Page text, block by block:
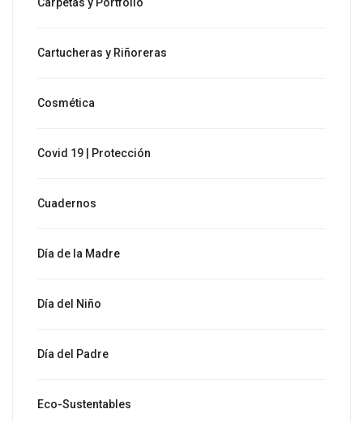
Cartucheras y Riñoreras
Cosmética
Covid 19 | Protección
Cuadernos
Día de la Madre
Día del Niño
Día del Padre
Eco-Sustentables